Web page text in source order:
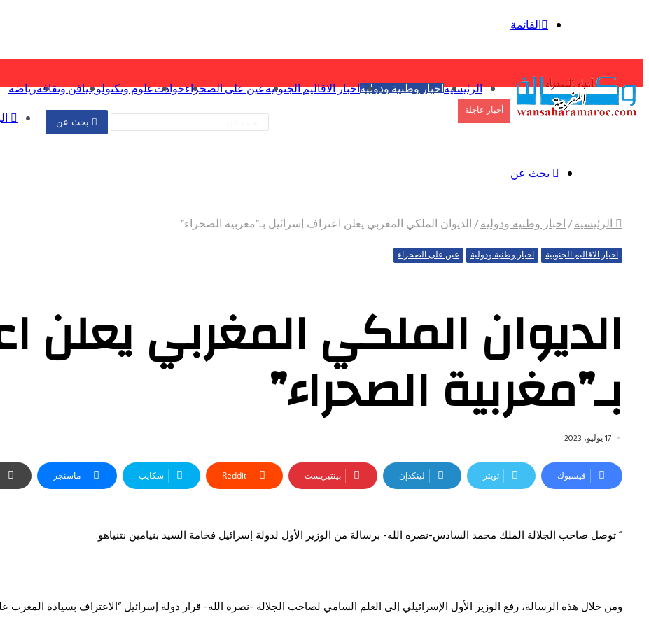
القائمة
بحث عن
الرئيسية اخبار وطنية ودوليةاخبار الاقاليم الجنوبيةعين على الصحراءحوادثعلوم وتكنولوجيافن وتقافةرياضة
أخبار عاجلة
بحث عن
الرئيسية/اخبار وطنية ودولية/الديوان الملكي المغربي يعلن اعتراف إسرائيل بـ”مغربية الصحراء”
اخبار الاقاليم الجنوبية اخبار وطنية ودولية عين على الصحراء
الديوان الملكي المغربي يعلن
بـ”مغربية الصحراء”
17 يوليو، 2023
فيسبوك تويتر لينكدإن بينتيريست سكايب ماسنجر
” توصل صاحب الجلالة الملك محمد السادس-نصره الله- برسالة من الوزير الأول لدولة إسرائيل فخامة السيد بنيامين نتنياهو.
ومن خلال هذه الرسالة، رفع الوزير الأول الإسرائيلي إلى العلم السامي لصاحب الجلالة -نصره الله- قرار دولة إسرائيل “الاعتراف بسيادة المغرب